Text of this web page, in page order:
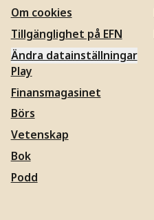
Om cookies
Tillgänglighet på EFN
Ändra datainställningar
Play
Finansmagasinet
Börs
Vetenskap
Bok
Podd